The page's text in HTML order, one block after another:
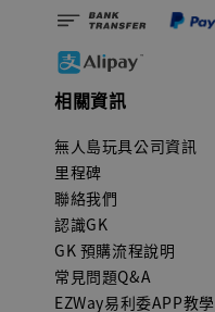
相關資訊
無人島玩具公司資訊
里程碑
聯絡我們
認識GK
GK 預購流程說明
常見問題Q&A
EZWay易利委APP教學